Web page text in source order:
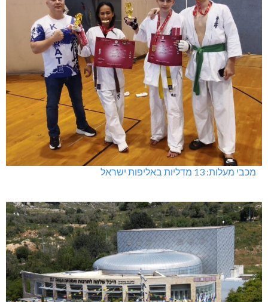
מכבי מעלות: 13 מדליות באליפות ישראל